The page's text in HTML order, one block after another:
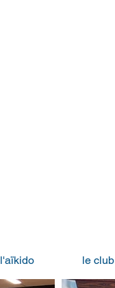
l'aïkido le club